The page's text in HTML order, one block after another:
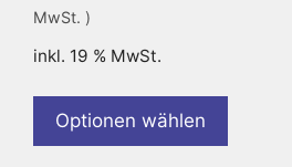
MwSt. )
inkl. 19 % MwSt.
Optionen wählen